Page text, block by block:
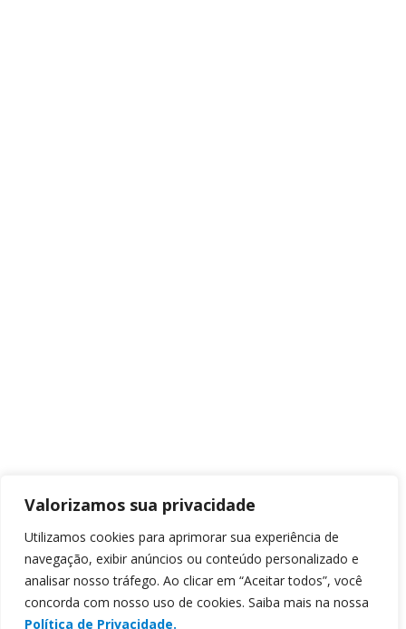
Valorizamos sua privacidade
Utilizamos cookies para aprimorar sua experiência de
navegação, exibir anúncios ou conteúdo personalizado e
analisar nosso tráfego. Ao clicar em “Aceitar todos”, você
concorda com nosso uso de cookies. Saiba mais na nossa
Política de Privacidade.